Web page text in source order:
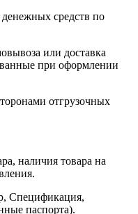
средств по
или доставка
при оформлении
отгрузочных
наличия товара на
Спецификация,
паспорта).